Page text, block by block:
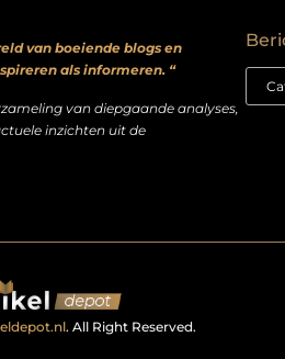
van boeiende blogs en
als informeren. “
van diepgaande analyses,
inzichten uit de
. All Right Reserved.